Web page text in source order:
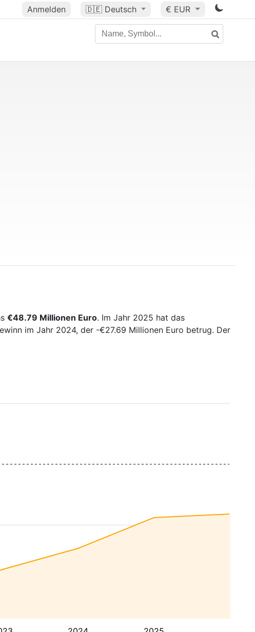
Anmelden 🇩🇪 Deutsch € EUR
€48.79 Millionen Euro. Im Jahr 2025 hat das
im Jahr 2024, der -€27.69 Millionen Euro betrug. Der